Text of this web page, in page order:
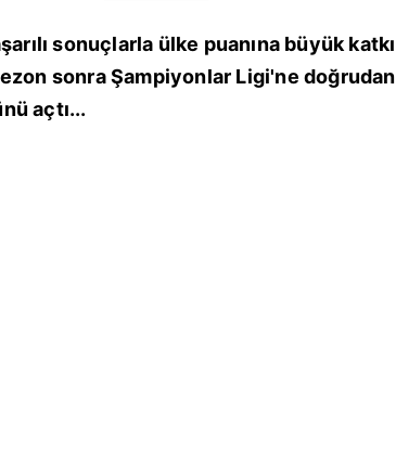
sonuçlarla ülke puanına büyük katkı
sonra Şampiyonlar Ligi'ne doğrudan
açtı...